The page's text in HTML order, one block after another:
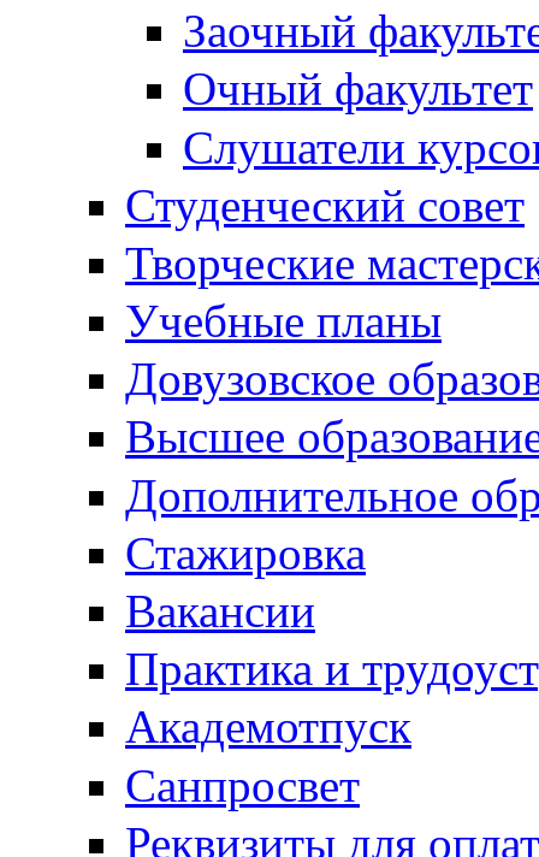
Заочный
Очный факультет
Слушатели
Студенческий совет
Творческие
Учебные планы
Довузовское
Высшее
Дополнительное
Стажировка
Вакансии
Практика и
Академотпуск
Санпросвет
Реквизиты для